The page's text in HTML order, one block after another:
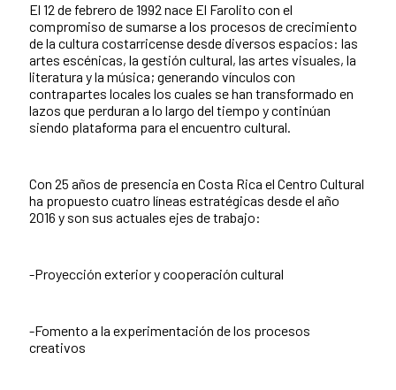
El 12 de febrero de 1992 nace El Farolito con el
compromiso de sumarse a los procesos de crecimiento
de la cultura costarricense desde diversos espacios: las
artes escénicas, la gestión cultural, las artes visuales, la
literatura y la música; generando vínculos con
contrapartes locales los cuales se han transformado en
lazos que perduran a lo largo del tiempo y continúan
siendo plataforma para el encuentro cultural.
Con 25 años de presencia en Costa Rica el Centro Cultural
ha propuesto cuatro líneas estratégicas desde el año
2016 y son sus actuales ejes de trabajo:
-Proyección exterior y cooperación cultural
-Fomento a la experimentación de los procesos
creativos